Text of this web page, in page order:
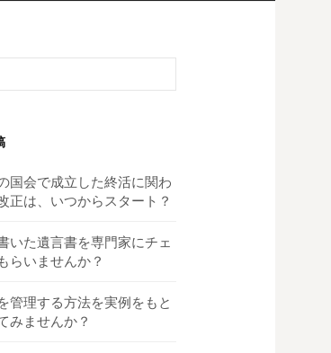
国会で成立した終活に関わ
正は、いつからスタート？
いた遺言書を専門家にチェ
らいませんか？
管理する方法を実例をもと
みませんか？